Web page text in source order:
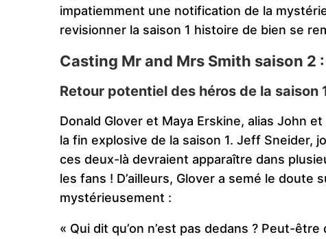
impatiemment une notification de la
revisionner la saison 1 histoire de bien se
Casting Mr and Mrs Smith saison 2
Retour potentiel des héros de la saison
Donald Glover et Maya Erskine, alias John
la fin explosive de la saison 1. Jeff Sneider,
ces deux-là devraient apparaître dans
les fans ! D’ailleurs, Glover a semé le
mystérieusement :
« Qui dit qu’on n’est pas dedans ? Peut-